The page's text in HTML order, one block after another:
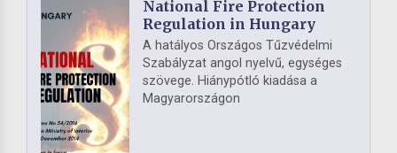
National Fire Protection
Regulation in Hungary
A hatályos Országos Tűzvédelmi
Szabályzat angol nyelvű, egységes
szövege. Hiánypótló kiadása a
Magyarországon